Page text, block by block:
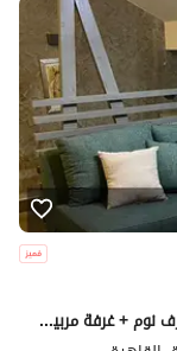
تريبلكس للإيجار في القاهرة الجديدة | 305م | 3 غرف نوم + غرفة مربية | ايستاون